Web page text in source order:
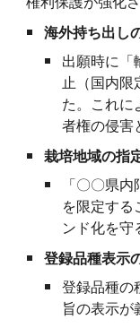
海外持ち出し
出願時に「
止（国内限
た。これに
者権の侵害
栽培地域の指
「〇〇県
を限定する
ンド化を守
登録品種表示
登録品種の
旨の表示が